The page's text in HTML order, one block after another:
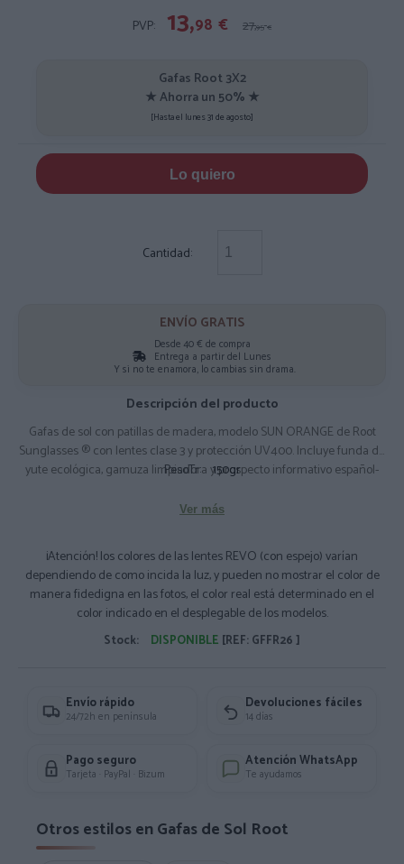
PVP:
13,98 € 27,95 €
Gafas Root 3X2
★ Ahorra un 50% ★
[Hasta el lunes 31 de agosto]
Lo quiero
Cantidad:
ENVÍO GRATIS
Desde 40 € de compra
Entrega a partir del Lunes
Y si no te enamora, lo cambias sin drama.
Descripción del producto
Gafas de sol con patillas de madera, modelo SUN ORANGE de Root
Sunglasses ® con lentes clase 3 y protección UV400. Incluye funda de
yute ecológica, gamuza limpiadora y prospecto informativo español-
Medidas Aprox: 136X49x144cm.
PesoTr: 150gr
Ver más
¡Atención! los colores de las lentes REVO (con espejo) varían
dependiendo de como incida la luz, y pueden no mostrar el color de
manera fidedigna en las fotos, el color real está determinado en el
color indicado en el desplegable de los modelos.
Stock: DISPONIBLE [REF: GFFR26 ]
Envío rápido
24/72h en península
Devoluciones fáciles
14 días
Pago seguro
Tarjeta · PayPal · Bizum
Atención WhatsApp
Te ayudamos
Otros estilos en Gafas de Sol Root